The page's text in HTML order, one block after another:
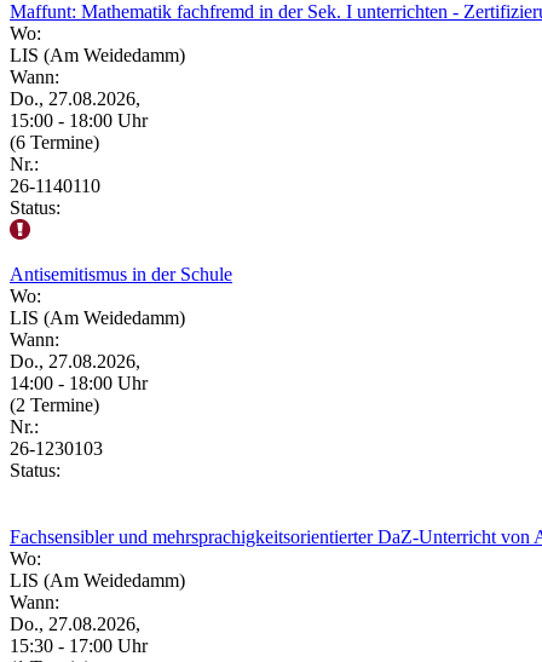
Maffunt: Mathematik fachfremd in der Sek. I unterrichten -
Wo:
LIS (Am Weidedamm)
Wann:
Do., 27.08.2026,
15:00 - 18:00 Uhr
(6 Termine)
Nr.:
26-1140110
Status:
Antisemitismus in der Schule
Wo:
LIS (Am Weidedamm)
Wann:
Do., 27.08.2026,
14:00 - 18:00 Uhr
(2 Termine)
Nr.:
26-1230103
Status:
Fachsensibler und mehrsprachigkeitsorientierter DaZ-Unterricht von
Wo:
LIS (Am Weidedamm)
Wann:
Do., 27.08.2026,
15:30 - 17:00 Uhr